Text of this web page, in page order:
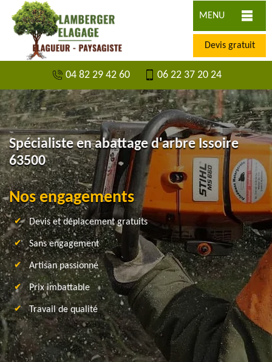
MENU
Devis gratuit
04 82 29 42 60 06 22 37 20 24
Spécialiste en abattage d'arbre Issoire
63500
Nos engagements
Devis et déplacement gratuits
Sans engagement
Artisan passionné
Prix imbattable
Travail de qualité